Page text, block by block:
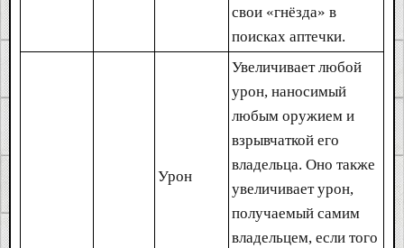
свои «гнёзда» в
поисках аптечки.
Урон
Увеличивает любой
урон, наносимый
любым оружием и
взрывчаткой его
владельца. Оно также
увеличивает урон,
получаемый самим
владельцем, если того